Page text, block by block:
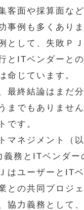
客面や採算面な
例も多くあり
として、失敗Ｐ
とITベンダーと
命じています。
最終結論はまだ
までもありませ
です。
ネジメント（
義務とITベンダー
ユーザーとIT
との共同プロジ
力義務として、